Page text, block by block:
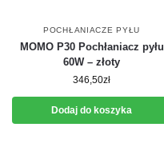
POCHŁANIACZE PYŁU
MOMO P30 Pochłaniacz pyłu
60W – złoty
346,50zł
Dodaj do koszyka